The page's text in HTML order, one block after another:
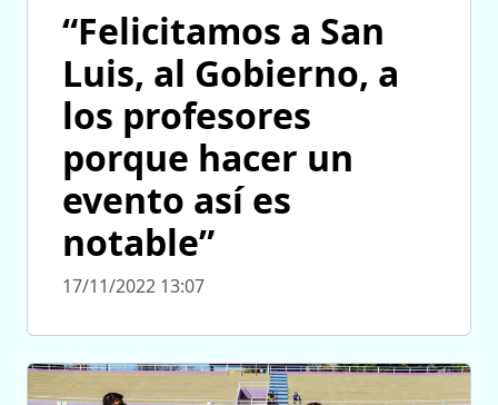
“Felicitamos a San
Luis, al Gobierno, a
los profesores
porque hacer un
evento así es
notable”
17/11/2022 13:07